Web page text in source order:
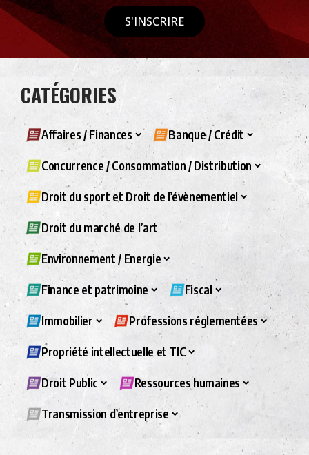
S'INSCRIRE
CATÉGORIES
Affaires / Finances Banque / Crédit
Concurrence / Consommation / Distribution
Droit du sport et Droit de l’évènementiel
Droit du marché de l’art
Environnement / Energie
Finance et patrimoine Fiscal
Immobilier Professions réglementées
Propriété intellectuelle et TIC
Droit Public Ressources humaines
Transmission d’entreprise